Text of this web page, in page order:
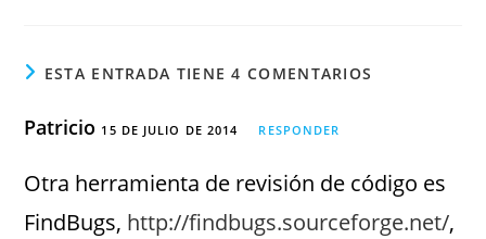
ESTA ENTRADA TIENE 4 COMENTARIOS
Patricio 15 DE JULIO DE 2014 RESPONDER
Otra herramienta de revisión de código es
FindBugs, http://findbugs.sourceforge.net/,